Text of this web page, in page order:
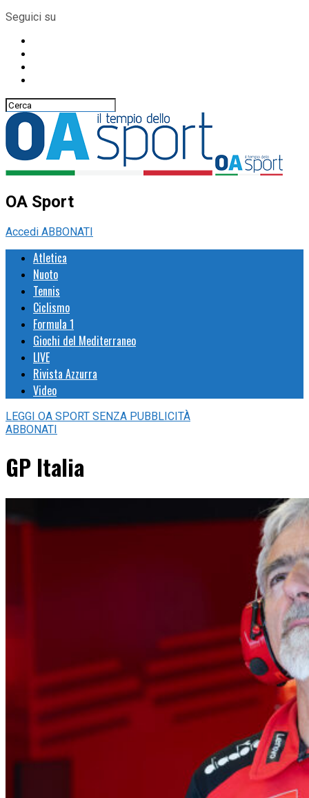
Seguici su
OA Sport
Accedi ABBONATI
Atletica
Nuoto
Tennis
Ciclismo
Formula 1
Giochi del Mediterraneo
LIVE
Rivista Azzurra
Video
LEGGI OA SPORT SENZA PUBBLICITÀ
ABBONATI
GP Italia